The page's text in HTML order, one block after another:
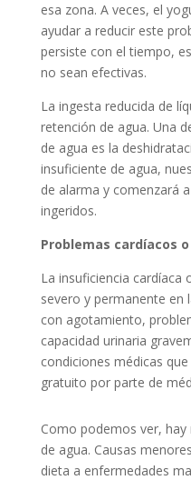
esa zona. A veces, el
ayudar a reducir este
persiste con el tiempo,
no sean efectivas.
La ingesta reducida de
retención de agua. Una
de agua es la
insuficiente de agua,
de alarma y comenzará
ingeridos.
Problemas cardíacos
La insuficiencia cardíaca
severo y permanente en
con agotamiento,
capacidad urinaria
condiciones médicas
gratuito por parte de
Como podemos ver,
de agua. Causas
dieta a enfermedades